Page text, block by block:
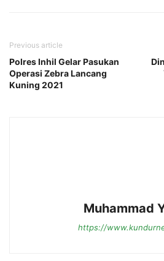
Previous article
Polres Inhil Gelar Pasukan
Operasi Zebra Lancang
Kuning 2021
Muhammad
https://